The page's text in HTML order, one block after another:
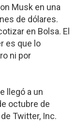
Musk en una
de dólares.
en Bolsa. El
es que lo
ni por
llegó a un
octubre de
Twitter, Inc.